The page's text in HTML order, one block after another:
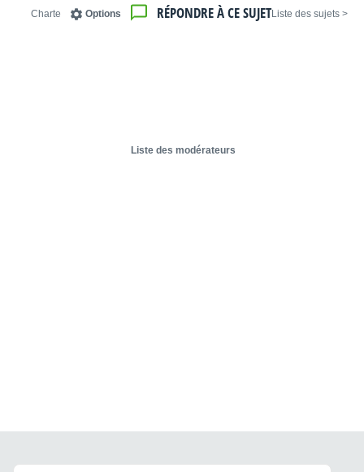
< Liste des sujets
RÉPONDRE À CE SUJET
Options
Charte
Liste des modérateurs